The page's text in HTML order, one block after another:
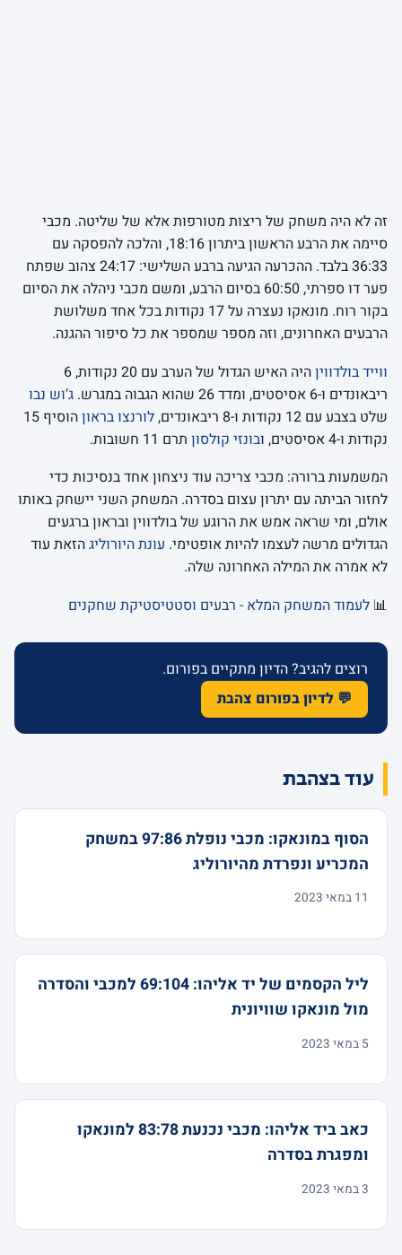
זה לא היה משחק של ריצות מטורפות אלא של שליטה. מכבי
סיימה את הרבע הראשון ביתרון 18:16, והלכה להפסקה עם
36:33 בלבד. ההכרעה הגיעה ברבע השלישי: 24:17 צהוב שפתח
פער דו ספרתי, 60:50 בסיום הרבע, ומשם מכבי ניהלה את הסיום
בקור רוח. מונאקו נעצרה על 17 נקודות בכל אחד משלושת
הרבעים האחרונים, וזה מספר שמספר את כל סיפור ההגנה.
ווייד בולדווין
היה האיש הגדול של הערב עם 20 נקודות, 6
ריבאונדים ו-6 אסיסטים, ומדד 26 שהוא הגבוה במגרש.
ג’וש נבו
שלט בצבע עם 12 נקודות ו-8 ריבאונדים,
לורנצו בראון
הוסיף 15
נקודות ו-4 אסיסטים, ו
בונזי קולסון תרם 11 חשובות.
המשמעות ברורה: מכבי צריכה עוד ניצחון אחד בנסיכות כדי
לחזור הביתה עם יתרון עצום בסדרה. המשחק השני יישחק באותו
אולם, ומי שראה אמש את הרוגע של בולדווין ובראון ברגעים
הגדולים מרשה לעצמו להיות אופטימי. עונת היורוליגהזאת עוד
לא אמרה את המילה האחרונה שלה.
📊 לעמוד המשחק המלא - רבעים וסטטיסטיקת שחקנים
רוצים להגיב? הדיון מתקיים בפורום.
💬 לדיון בפורום צהבת
עוד בצהבת
הסוף במונאקו: מכבי נופלת 97:86 במשחק
המכריע ונפרדת מהיורוליג
11 במאי 2023
ליל הקסמים של יד אליהו: 69:104 למכבי והסדרה
מול מונאקו שוויונית
5 במאי 2023
כאב ביד אליהו: מכבי נכנעת 83:78 למונאקו
ומפגרת בסדרה
3 במאי 2023